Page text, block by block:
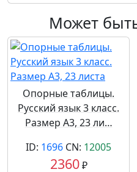
Может
Опорные таблицы.
Русский язык 3 класс.
Размер А3, 23 ли…
ID: 1696 CN: 12005
2360₽